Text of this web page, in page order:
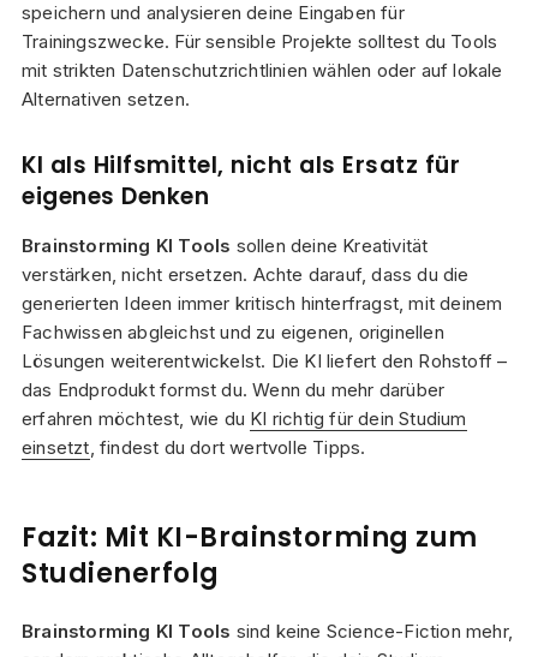
speichern und analysieren deine Eingaben für
Trainingszwecke. Für sensible Projekte solltest du Tools
mit strikten Datenschutzrichtlinien wählen oder auf lokale
Alternativen setzen.
KI als Hilfsmittel, nicht als Ersatz für
eigenes Denken
Brainstorming KI Tools sollen deine Kreativität
verstärken, nicht ersetzen. Achte darauf, dass du die
generierten Ideen immer kritisch hinterfragst, mit deinem
Fachwissen abgleichst und zu eigenen, originellen
Lösungen weiterentwickelst. Die KI liefert den Rohstoff –
das Endprodukt formst du. Wenn du mehr darüber
erfahren möchtest, wie du KI richtig für dein Studium
einsetzt, findest du dort wertvolle Tipps.
Fazit: Mit KI-Brainstorming zum
Studienerfolg
Brainstorming KI Tools sind keine Science-Fiction mehr,